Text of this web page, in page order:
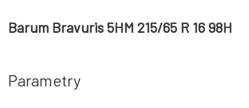
Barum Bravuris 5HM 215/65 R 16 98H
Parametry